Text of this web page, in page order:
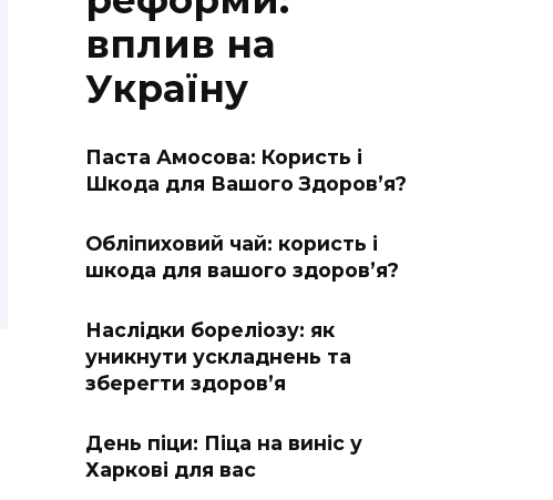
вплив на
Україну
Паста Амосова: Користь і
Шкода для Вашого Здоров’я?
Обліпиховий чай: користь і
шкода для вашого здоров’я?
Наслідки бореліозу: як
уникнути ускладнень та
зберегти здоров’я
День піци: Піца на виніс у
Харкові для вас